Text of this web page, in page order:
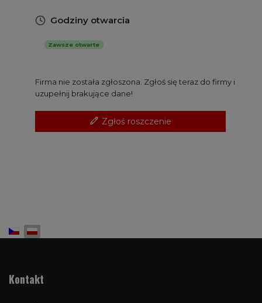
Godziny otwarcia
Zawsze otwarte
Firma nie została zgłoszona. Zgłoś się teraz do firmy i
uzupełnij brakujące dane!
Zgłoś roszczenie
Wybierz swój język
Kontakt